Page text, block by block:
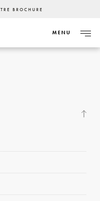
BROCHURE
MENU